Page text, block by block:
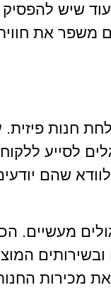
שיש
משפר את
חנות פיזית.
לסייע
שהם
מכירות